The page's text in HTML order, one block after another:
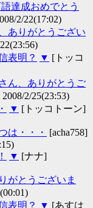
語達成おめでとう
2/22(17:02)
ありがとうござい
表明？ ▼ [トッコ
ん、ありがとうご
2008/2/25(23:53)
▼ [トッコトーン]
は・・・
[acha758]
▼ [ナナ]
がとうございま
表明？ ▼ [あすは